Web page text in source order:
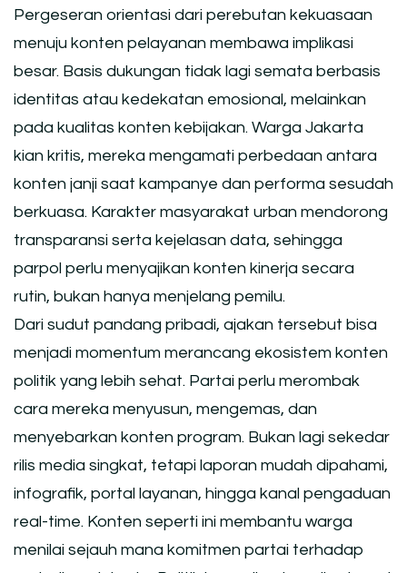
Pergeseran orientasi dari perebutan kekuasaan
menuju konten pelayanan membawa implikasi
besar. Basis dukungan tidak lagi semata berbasis
identitas atau kedekatan emosional, melainkan
pada kualitas konten kebijakan. Warga Jakarta
kian kritis, mereka mengamati perbedaan antara
konten janji saat kampanye dan performa sesudah
berkuasa. Karakter masyarakat urban mendorong
transparansi serta kejelasan data, sehingga
parpol perlu menyajikan konten kinerja secara
rutin, bukan hanya menjelang pemilu.
Dari sudut pandang pribadi, ajakan tersebut bisa
menjadi momentum merancang ekosistem konten
politik yang lebih sehat. Partai perlu merombak
cara mereka menyusun, mengemas, dan
menyebarkan konten program. Bukan lagi sekedar
rilis media singkat, tetapi laporan mudah dipahami,
infografik, portal layanan, hingga kanal pengaduan
real-time. Konten seperti ini membantu warga
menilai sejauh mana komitmen partai terhadap